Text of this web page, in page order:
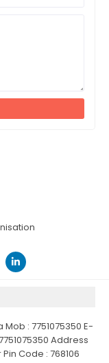
: 7751075350 E-
Address
Code : 768106